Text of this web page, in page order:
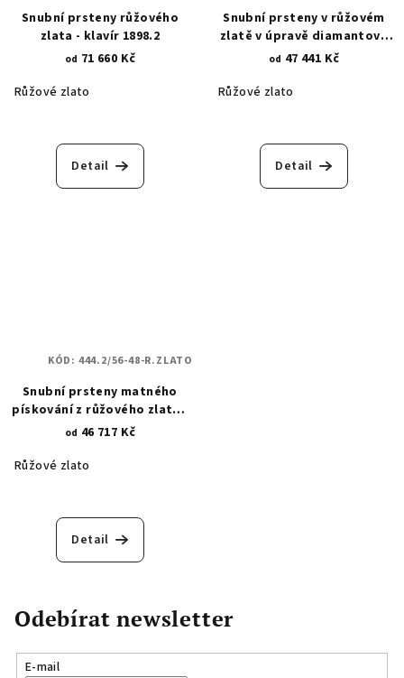
Snubní prsteny růžového
zlata - klavír 1898.2
od 71 660 Kč
Růžové zlato
Detail
Snubní prsteny v růžovém
zlatě v úpravě diamantové
hlavice - hrubý lesk 815.2
od 47 441 Kč
Růžové zlato
Detail
Snubní prsteny matného
pískování z růžového zlata -
lesklá povrchová úprava -
od 46 717 Kč
Růžové zlato
Detail
KÓD: 444.2/56-48-R.ZLATO
Odebírat newsletter
E-mail